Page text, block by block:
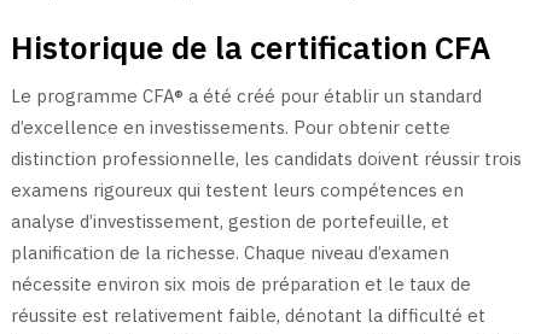
Historique de la certification CFA
Le programme CFA® a été créé pour établir un standard
d’excellence en investissements. Pour obtenir cette
distinction professionnelle, les candidats doivent réussir trois
examens rigoureux qui testent leurs compétences en
analyse d’investissement, gestion de portefeuille, et
planification de la richesse. Chaque niveau d’examen
nécessite environ six mois de préparation et le taux de
réussite est relativement faible, dénotant la difficulté et